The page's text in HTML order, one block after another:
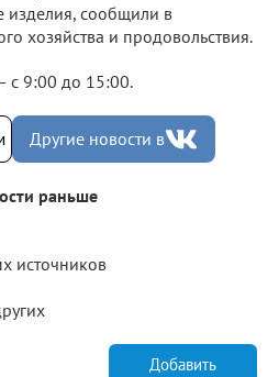
изделия, сообщили в
хозяйства и продовольствия.
с 9:00 до 15:00.
Другие новости в
раньше
источников
Добавить